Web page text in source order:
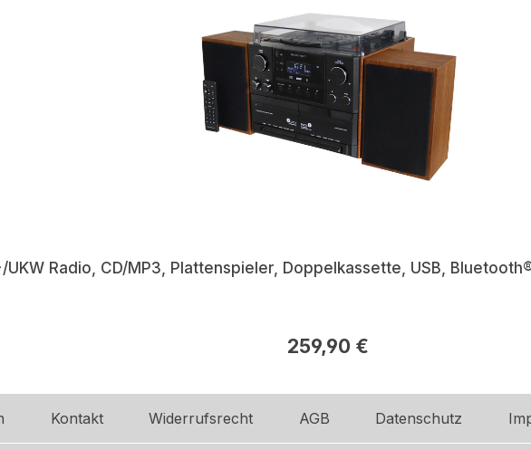
Radio, CD/MP3, Plattenspieler, Doppelkassette, USB,
259,90 €
Kontakt Widerrufsrecht AGB Datenschutz